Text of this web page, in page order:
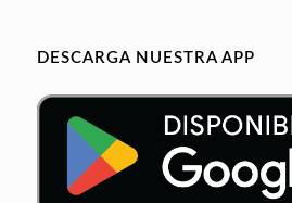
DESCARGA NUESTRA APP